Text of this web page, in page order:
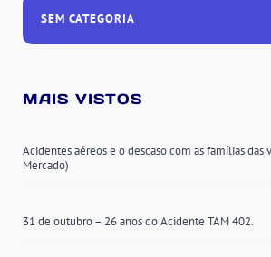
SEM CATEGORIA
MAIS VISTOS
Acidentes aéreos e o descaso com as famílias das
Mercado)
31 de outubro – 26 anos do Acidente TAM 402.